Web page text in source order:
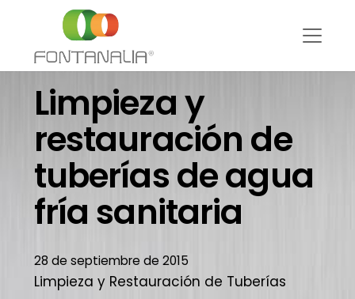
Limpieza y
restauración de
tuberías de agua
fría sanitaria
28 de septiembre de 2015
Limpieza y Restauración de Tuberías